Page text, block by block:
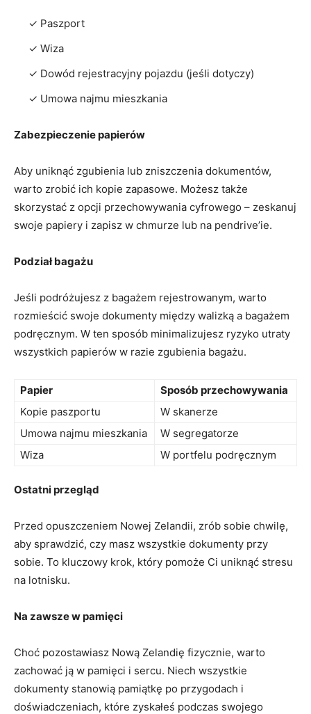
✓ Paszport
✓ Wiza
✓ Dowód rejestracyjny pojazdu (jeśli dotyczy)
✓ Umowa najmu mieszkania
Zabezpieczenie papierów
Aby uniknąć zgubienia lub zniszczenia dokumentów,
⁢warto zrobić ich kopie zapasowe. Możesz także
⁢skorzystać⁣ z opcji przechowywania cyfrowego⁢ – zeskanuj
swoje ⁣papiery i zapisz w chmurze‌ lub ‌na ⁤pendrive’ie.
Podział bagażu
Jeśli podróżujesz z bagażem ‌rejestrowanym, warto
rozmieścić swoje dokumenty między walizką ⁣a bagażem
podręcznym. W ten sposób minimalizujesz ryzyko utraty
wszystkich papierów w ⁢razie zgubienia bagażu.
Papier
Sposób przechowywania
Kopie paszportu
W skanerze
Umowa najmu mieszkania
W​ segregatorze
Wiza
W ⁣portfelu podręcznym
Ostatni przegląd
Przed ‌opuszczeniem Nowej Zelandii, zrób ⁣sobie chwilę,
aby sprawdzić, czy masz wszystkie dokumenty przy​
sobie. To kluczowy krok, ⁢który pomoże Ci uniknąć stresu
na lotnisku.
Na ‌zawsze w pamięci
Choć pozostawiasz Nową Zelandię fizycznie, warto
zachować ją w pamięci i sercu. Niech wszystkie
dokumenty stanowią pamiątkę po przygodach i
doświadczeniach, które zyskałeś⁢ podczas swojego